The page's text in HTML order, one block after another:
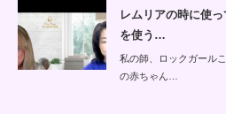
レムリアの時に使
を使う…
私の師、ロックガール
の赤ちゃん…